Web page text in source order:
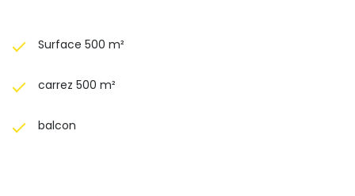
Surface 500 m²
carrez 500 m²
balcon